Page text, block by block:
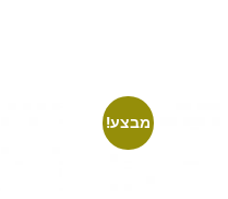
מבצע!